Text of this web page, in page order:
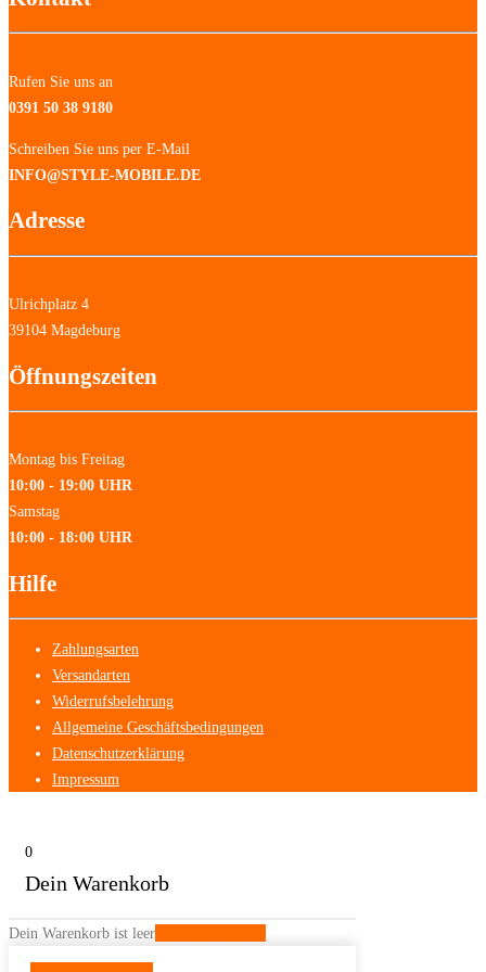
Rufen Sie uns an
0391 50 38 9180
Schreiben Sie uns per E-Mail
INFO@STYLE-MOBILE.DE
Adresse
Ulrichplatz 4
39104 Magdeburg
Öffnungszeiten
Montag bis Freitag
10:00 - 19:00 UHR
Samstag
10:00 - 18:00 UHR
Hilfe
Zahlungsarten
Versandarten
Widerrufsbelehrung
Allgemeine Geschäftsbedingungen
Datenschutzerklärung
Impressum
0
Dein Warenkorb
Dein Warenkorb ist leer